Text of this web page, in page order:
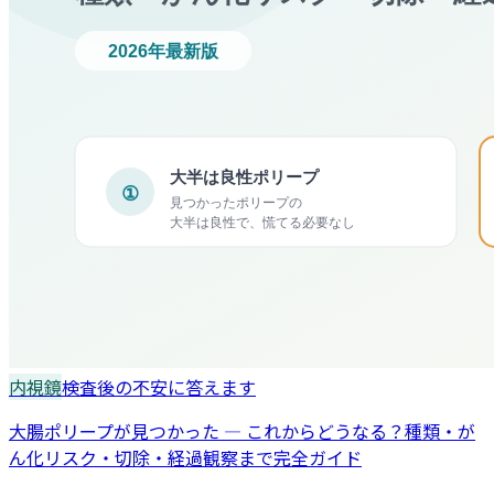
内視鏡検査後の不安に答えます
大腸ポリープが見つかった — これからどうなる？種類・が
ん化リスク・切除・経過観察まで完全ガイド